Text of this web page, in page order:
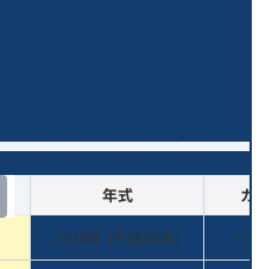
年式
カラ
2018年 (平成30年) パール